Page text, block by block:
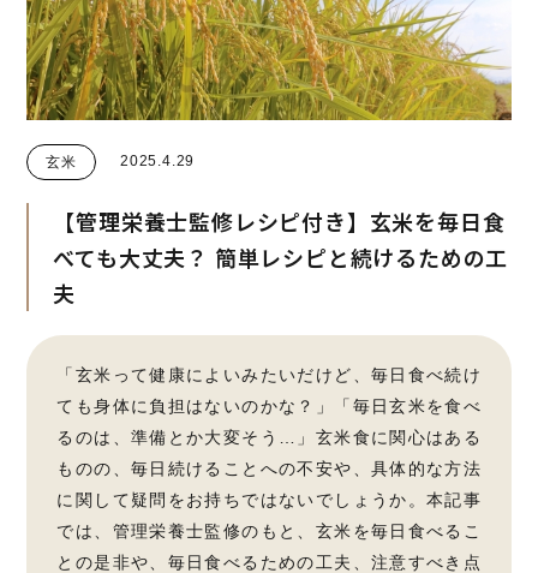
玄米 2025.4.29
【管理栄養士監修レシピ付き】玄米を毎日食
べても大丈夫？ 簡単レシピと続けるための工
夫
「玄米って健康によいみたいだけど、毎日食べ続け
ても身体に負担はないのかな？」「毎日玄米を食べ
るのは、準備とか大変そう…」玄米食に関心はある
ものの、毎日続けることへの不安や、具体的な方法
に関して疑問をお持ちではないでしょうか。本記事
では、管理栄養士監修のもと、玄米を毎日食べるこ
との是非や、毎日食べるための工夫、注意すべき点